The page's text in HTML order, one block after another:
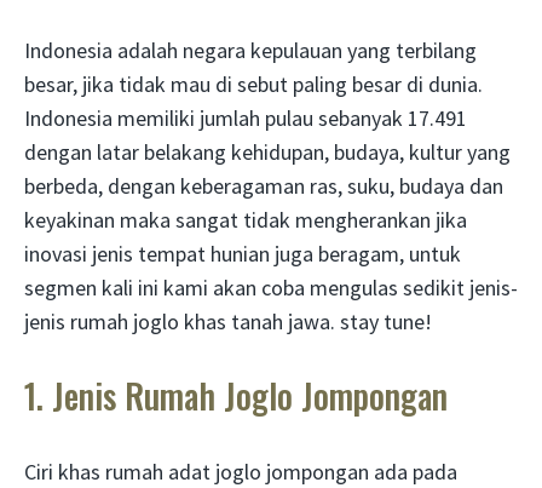
Indonesia adalah negara kepulauan yang terbilang
besar, jika tidak mau di sebut paling besar di dunia.
Indonesia memiliki jumlah pulau sebanyak 17.491
dengan latar belakang kehidupan, budaya, kultur yang
berbeda, dengan keberagaman ras, suku, budaya dan
keyakinan maka sangat tidak mengherankan jika
inovasi jenis tempat hunian juga beragam, untuk
segmen kali ini kami akan coba mengulas sedikit jenis-
jenis rumah joglo khas tanah jawa. stay tune!
1. Jenis Rumah Joglo Jompongan
Ciri khas rumah adat joglo jompongan ada pada